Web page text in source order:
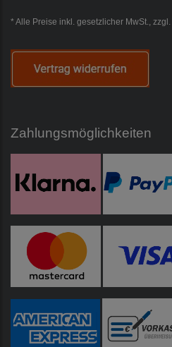
* Alle Preise inkl. gesetzlicher MwSt., zzgl.
Zahlungsmöglichkeiten